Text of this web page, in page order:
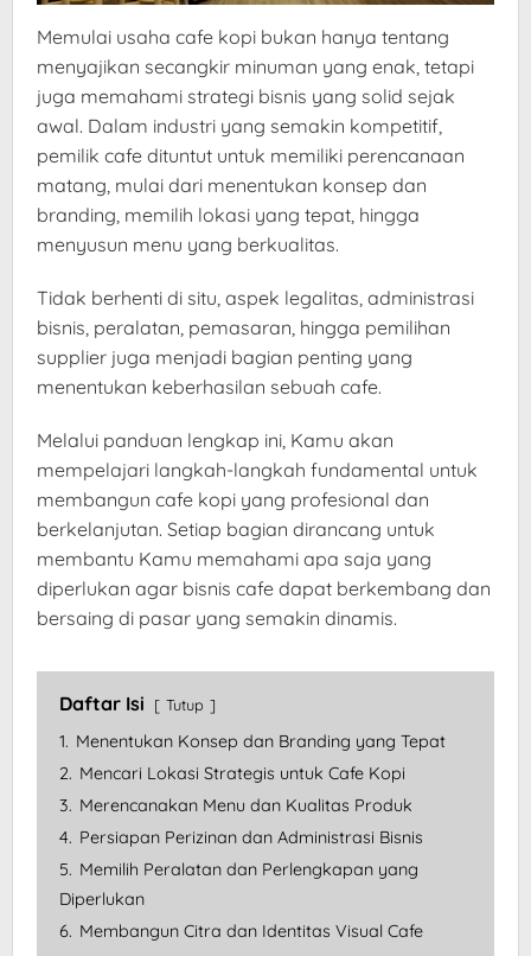
Memulai usaha cafe kopi bukan hanya tentang
menyajikan secangkir minuman yang enak, tetapi
juga memahami strategi bisnis yang solid sejak
awal. Dalam industri yang semakin kompetitif,
pemilik cafe dituntut untuk memiliki perencanaan
matang, mulai dari menentukan konsep dan
branding, memilih lokasi yang tepat, hingga
menyusun menu yang berkualitas.
Tidak berhenti di situ, aspek legalitas, administrasi
bisnis, peralatan, pemasaran, hingga pemilihan
supplier juga menjadi bagian penting yang
menentukan keberhasilan sebuah cafe.
Melalui panduan lengkap ini, Kamu akan
mempelajari langkah-langkah fundamental untuk
membangun cafe kopi yang profesional dan
berkelanjutan. Setiap bagian dirancang untuk
membantu Kamu memahami apa saja yang
diperlukan agar bisnis cafe dapat berkembang dan
bersaing di pasar yang semakin dinamis.
Daftar Isi Tutup
1. Menentukan Konsep dan Branding yang Tepat
2. Mencari Lokasi Strategis untuk Cafe Kopi
3. Merencanakan Menu dan Kualitas Produk
4. Persiapan Perizinan dan Administrasi Bisnis
5. Memilih Peralatan dan Perlengkapan yang
Diperlukan
6. Membangun Citra dan Identitas Visual Cafe